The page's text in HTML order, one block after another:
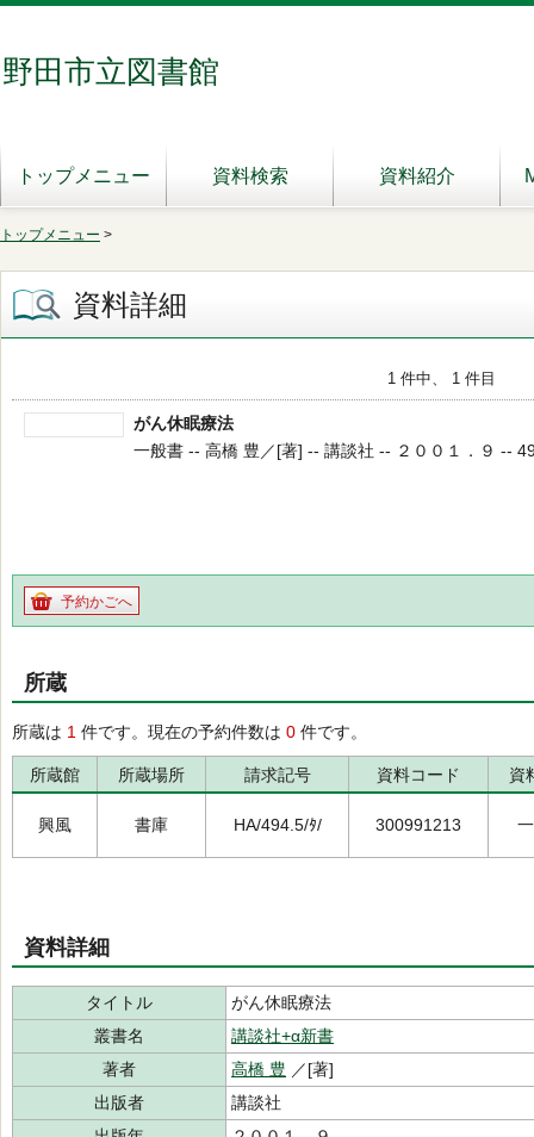
野田市立図書館
トップメニュー 資料検索 資料紹介
トップメニュー >
資料詳細
1 件中、 1 件目
がん休眠療法
一般書 -- 高橋 豊／[著] -- 講談社 -- ２００１．９ --
予約かごへ
所蔵
所蔵は 1 件です。現在の予約件数は 0 件です。
所蔵館 所蔵場所 請求記号 資料コード 資
興風 書庫 HA/494.5/ﾀ/ 300991213
資料詳細
タイトル
がん休眠療法
叢書名
講談社+α新書
著者
高橋 豊 ／[著]
出版者
講談社